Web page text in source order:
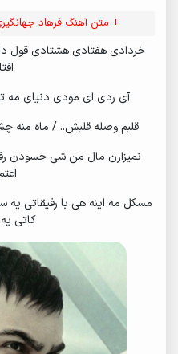
+ متن آهنگ فرهاد
خردادی هفتادی هشتادی قول
آی ردی ای مودی دنیای مه
قلبم وصله قلبش.. / ماه منه
نمیزارن مال من شی حسودن
مسکل مه اینه هی با رفیقاتی یه
کاتی